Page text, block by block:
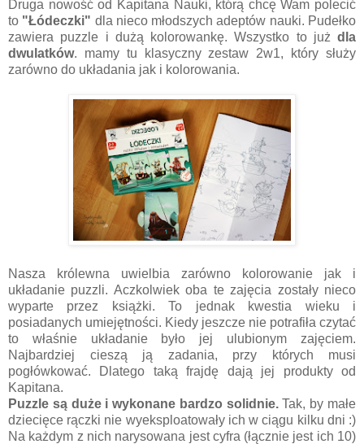
Druga nowość od Kapitana Nauki, którą chcę Wam polecić
to "Łódeczki" dla nieco młodszych adeptów nauki. Pudełko
zawiera puzzle i dużą kolorowankę. Wszystko to już dla
dwulatków. mamy tu klasyczny zestaw 2w1, który służy
zarówno do układania jak i kolorowania.
Nasza królewna uwielbia zarówno kolorowanie jak i
układanie puzzli. Aczkolwiek oba te zajęcia zostały nieco
wyparte przez książki. To jednak kwestia wieku i
posiadanych umiejętności. Kiedy jeszcze nie potrafiła czytać
to właśnie układanie było jej ulubionym zajęciem.
Najbardziej cieszą ją zadania, przy których musi
pogłówkować. Dlatego taką frajdę dają jej produkty od
Kapitana.
Puzzle są duże i wykonane bardzo solidnie.Tak, by małe
dziecięce rączki nie wyeksploatowały ich w ciągu kilku dni :)
Na każdym z nich narysowana jest cyfra (łącznie jest ich 10)